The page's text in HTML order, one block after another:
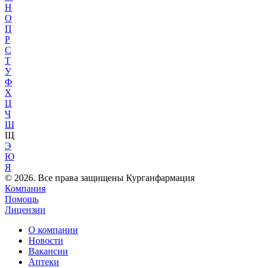
Н
О
П
Р
С
Т
У
Ф
Х
Ц
Ч
Ш
Щ
Э
Ю
Я
© 2026. Все права защищены Курганфармация
Компания
Помощь
Лицензии
О компании
Новости
Вакансии
Аптеки